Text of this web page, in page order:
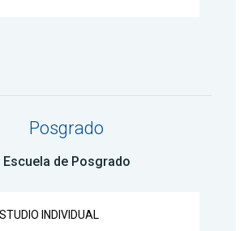
Posgrado
Escuela de Posgrado
INDIVIDUAL